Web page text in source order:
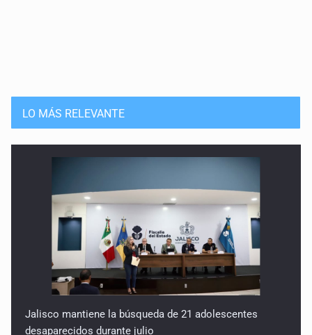
LO MÁS RELEVANTE
Jalisco mantiene la búsqueda de 21 adolescentes
desaparecidos durante julio